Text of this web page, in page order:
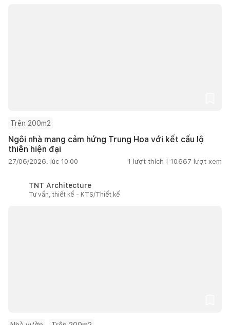
Trên 200m2
Ngôi nhà mang cảm hứng Trung Hoa với kết cấu lộ
thiên hiện đại
27/06/2026, lúc 10:00 1 lượt thích | 10.667 lượt xem
TNT Architecture
Tư vấn, thiết kế - KTS/Thiết kế